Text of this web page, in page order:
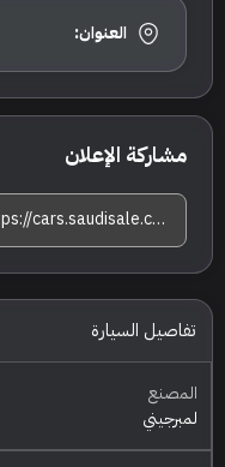
العنوان:
مشاركة الإعلان
https://cars.saudisale.com/listings/35b871/2024-%D9%84%D9%85%D8%A8%D8%B1%D8%AC%D9%8A%D9%86%D9%8A-%D8%A7%D9%88%D8%B1%D9%88%D8%B3-%D8%A8%D9%8A%D8%B1%D9%81%D9%88%D8%B1%D9%85%D8%A7%D9%86%D8%AA%D9%8A
تفاصيل السيارة
المصنع
لمبرجيني